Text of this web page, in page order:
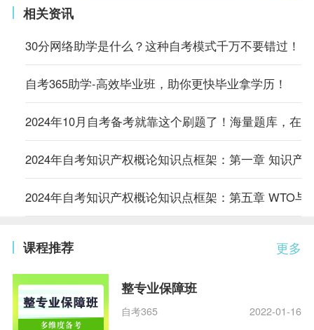
相关资讯
30分网络助学是什么？这种自考模式千万不要错过！
自考365助学-高效毕业班，助你更快毕业拿学历！
2024年10月自考备考就靠这个刷题了！海量题库，在
2024年自考知识产权概论知识点框架：第一章 知识产
2024年自考知识产权概论知识点框架：第五章 WTO与
更多
课程推荐
整专业保障班
自考365 2022-01-16